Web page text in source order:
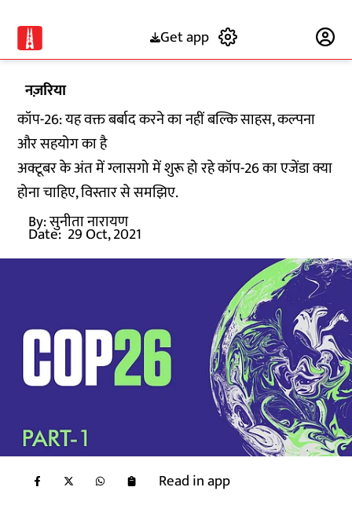
Get app
नज़रिया
कॉप-26: यह वक्त बर्बाद करने का नहीं बल्कि साहस, कल्पना
और सहयोग का है
अक्टूबर के अंत में ग्लासगो में शुरू हो रहे कॉप-26 का एजेंडा क्या
होना चाहिए, विस्तार से समझिए.
By:सुनीता नारायण
Date: 29 Oct, 2021
Read in app